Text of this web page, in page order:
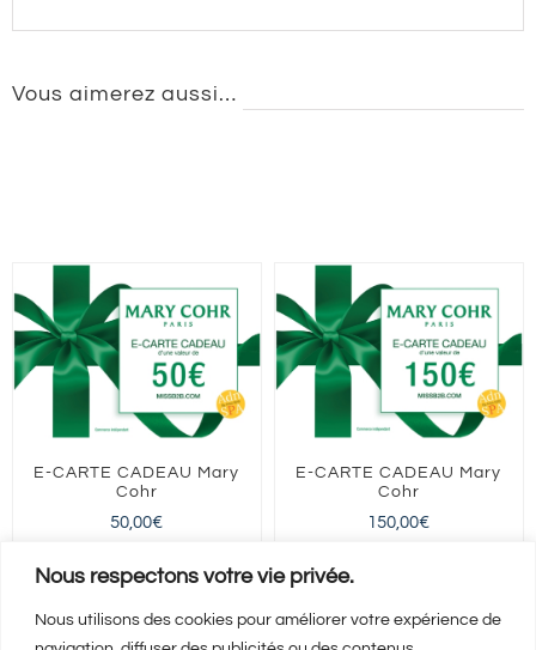
Nous respectons votre vie privée.
Nous utilisons des cookies pour améliorer votre expérience de
Vous aimerez aussi…
E-CARTE CADEAU Mary
Cohr
50,00€
FRANCE entière
E-CARTE CADEAU Mary
Cohr
150,00€